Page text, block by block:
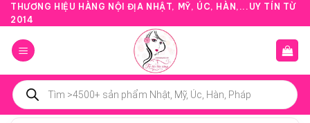
Bỏ
qua
nội
dung
THƯƠNG HIỆU HÀNG NỘI ĐỊA NHẬT, MỸ, ÚC, HÀN,...UY TÍN TỪ
2014
Tìm
kiếm
sản
phẩm